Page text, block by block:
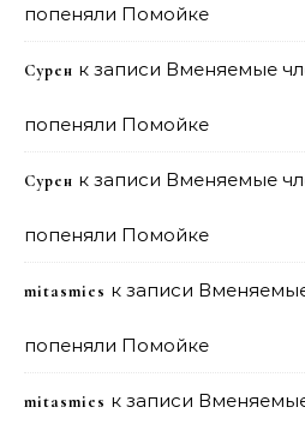
попеняли Помойке
Сурен к записи Вменяемые
попеняли Помойке
Сурен к записи Вменяемые
попеняли Помойке
mitasmies к записи
попеняли Помойке
mitasmies к записи